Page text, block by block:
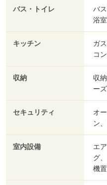
バス・トイレ
バ
浴
キッチン
ガ
コ
収納
収
ー
セキュリティ
オ
ン
室内設備
エ
グ
機